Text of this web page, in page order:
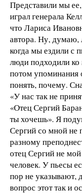
Представили мы
играл генерала
что Лариса
автора. Ну, думаю,
когда мы ездили с
люди подходили
потом упоминания
понять, почему.
«У нас так не
«Отец Сергий
ты хочешь». Я
Сергий со мной не
разному
отец Сергий не
человек. У пьесы
пор не указывают,
вопрос этот так и